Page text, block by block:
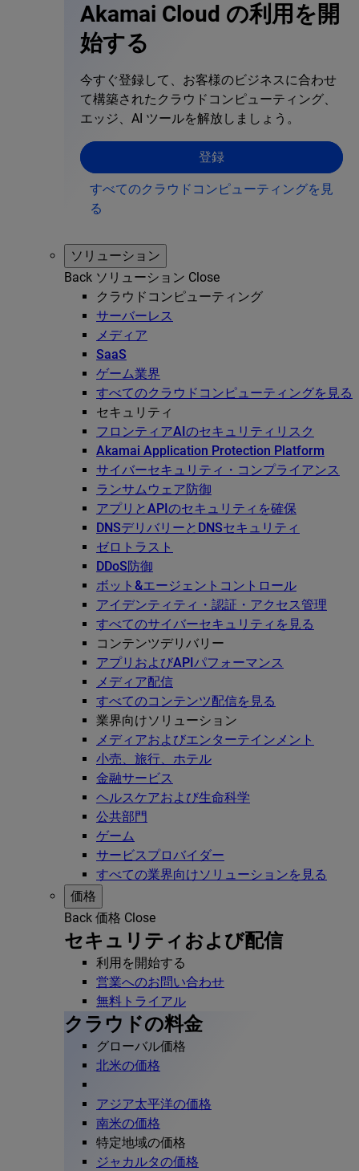
Akamai Cloud の利用を開
始する
今すぐ登録して、お客様のビジネスに合わせ
て構築されたクラウドコンピューティング、
エッジ、AI ツールを解放しましょう。
登録
すべてのクラウドコンピューティングを見
る
ソリューション
Back ソリューション Close
クラウドコンピューティング
サーバーレス
メディア
SaaS
ゲーム業界
すべてのクラウドコンピューティングを見る
セキュリティ
フロンティアAIのセキュリティリスク
Akamai Application Protection Platform
サイバーセキュリティ・コンプライアンス
ランサムウェア防御
アプリとAPIのセキュリティを確保
DNSデリバリーとDNSセキュリティ
ゼロトラスト
DDoS防御
ボット&エージェントコントロール
アイデンティティ・認証・アクセス管理
すべてのサイバーセキュリティを見る
コンテンツデリバリー
アプリおよびAPIパフォーマンス
メディア配信
すべてのコンテンツ配信を見る
業界向けソリューション
メディアおよびエンターテインメント
小売、旅行、ホテル
金融サービス
ヘルスケアおよび生命科学
公共部門
ゲーム
サービスプロバイダー
すべての業界向けソリューションを見る
価格
Back 価格 Close
セキュリティおよび配信
利用を開始する
営業へのお問い合わせ
無料トライアル
クラウドの料金
グローバル価格
北米の価格
アジア太平洋の価格
南米の価格
特定地域の価格
ジャカルタの価格